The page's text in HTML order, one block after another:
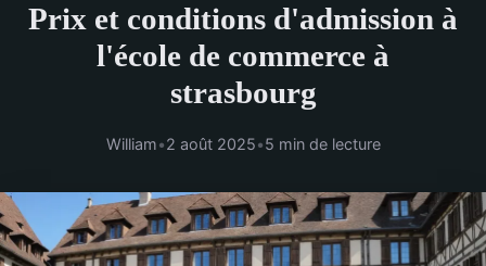
Prix et conditions d'admission à
l'école de commerce à
strasbourg
William•2 août 2025•5 min de lecture